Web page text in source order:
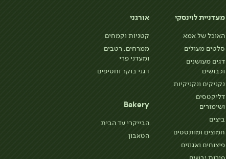
מעדניית לוינסקי
האוכל של אמא
סלטים מעולים
דגים מעושנים
וכבושים
נקניקים ונקניקיות
דליקטסים
ושימורים
ביצים
חמוצים ומותססים
פיצוחים ואגוזים
אורגני
קטניות וקמחים
ממרחים, רטבים
ומעדני פרי
דגני בוקר וחטיפים
Bakery
הבייקרי עד הבית
הטאבון